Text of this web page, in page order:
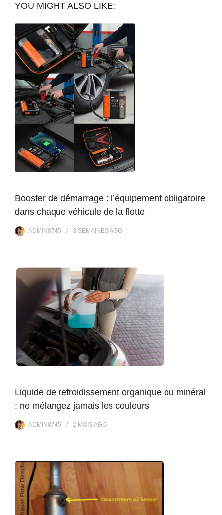
YOU MIGHT ALSO LIKE:
Booster de démarrage : l’équipement obligatoire
dans chaque véhicule de la flotte
ADMIN8745 3 SEMAINESAGO
Liquide de refroidissement organique ou minéral
: ne mélangez jamais les couleurs
ADMIN8745 2 MOISAGO